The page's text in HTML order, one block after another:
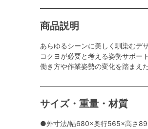
商品説明
あらゆるシーンに美しく馴染むデ
コクヨが必要と考える姿勢サポー
働き方や作業姿勢の変化を踏まえ
サイズ・重量・材質
●外寸法/幅680×奥行565×高さ